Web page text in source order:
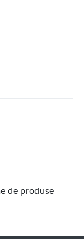
de produse